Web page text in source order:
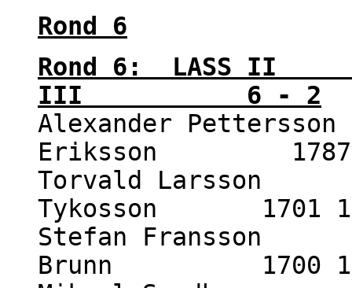
Rond 6
Rond 6: LASS
III 6 - 2
Alexander
Eriksson 1787
Torvald Larsson
Tykosson 1701
Stefan Fransson
Brunn 1700 1